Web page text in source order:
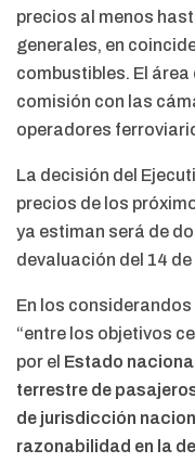
precios al menos
generales, en
combustibles. El
comisión con las
operadores
La decisión del
precios de los
ya estiman será de
devaluación del 14
En los
“entre los objetivos
por el Estado
terrestre de
de jurisdicción
razonabilidad en la